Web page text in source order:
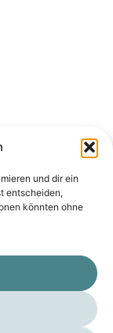
und dir ein
entscheiden,
könnten ohne